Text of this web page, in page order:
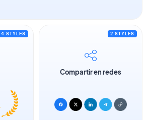
4 STYLES 2 STYLES
Compartir en redes